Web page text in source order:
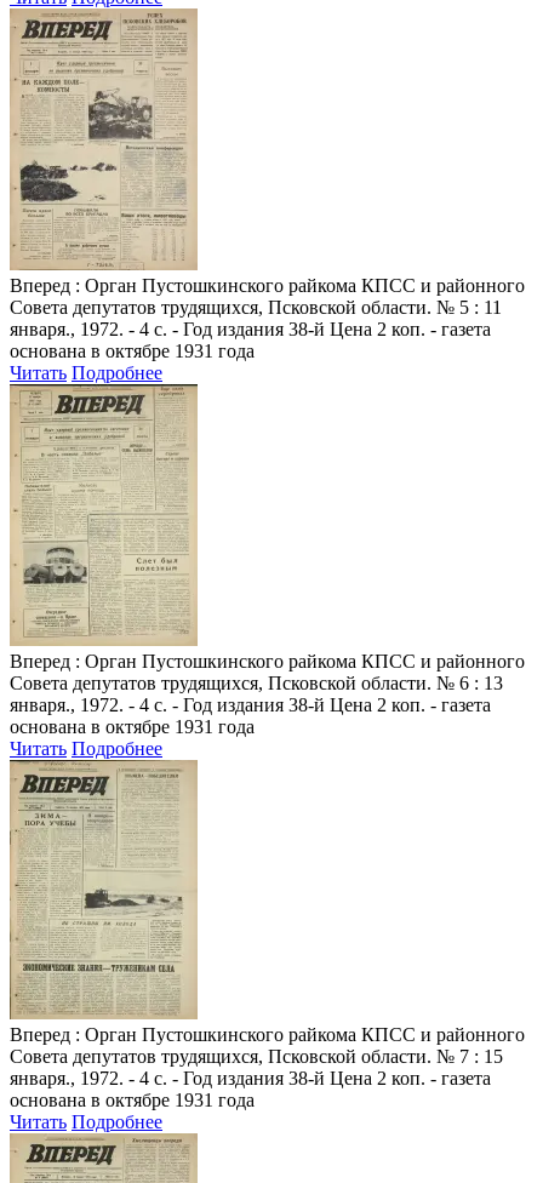
Вперед : Орган Пустошкинского райкома КПСС и районного
Совета депутатов трудящихся, Псковской области. № 5 : 11
января., 1972. - 4 с. - Год издания 38-й Цена 2 коп. - газета
основана в октябре 1931 года
Читать Подробнее
Вперед : Орган Пустошкинского райкома КПСС и районного
Совета депутатов трудящихся, Псковской области. № 6 : 13
января., 1972. - 4 с. - Год издания 38-й Цена 2 коп. - газета
основана в октябре 1931 года
Читать Подробнее
Вперед : Орган Пустошкинского райкома КПСС и районного
Совета депутатов трудящихся, Псковской области. № 7 : 15
января., 1972. - 4 с. - Год издания 38-й Цена 2 коп. - газета
основана в октябре 1931 года
Читать Подробнее